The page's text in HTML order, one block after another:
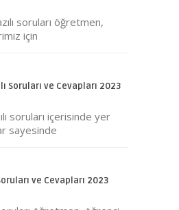
soruları öğretmen,
için
Soruları ve Cevapları 2023
soruları içerisinde yer
sayesinde
ve Cevapları 2023